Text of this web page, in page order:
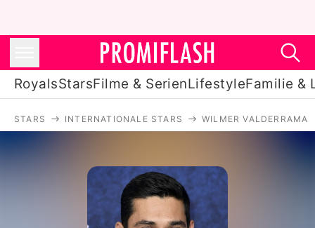
RoyalsStarsFilme & SerienLifestyleFamilie &
Filme & Serien
Lifestyle
STARS INTERNATIONALE STARS WILMER VALDERRAMA